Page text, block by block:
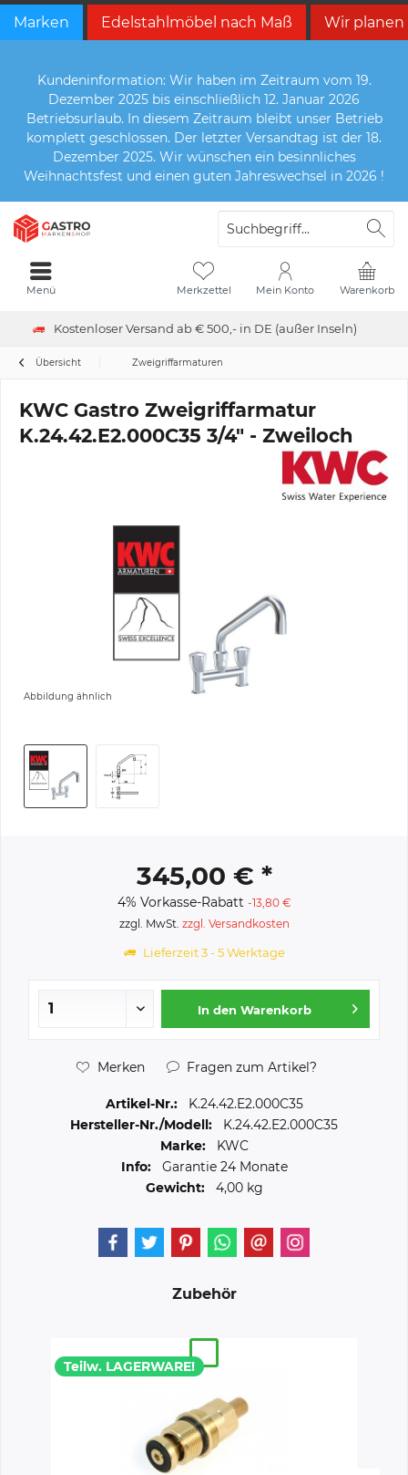
Marken Edelstahlmöbel nach Maß Wir planen
Kundeninformation: Wir haben im Zeitraum vom 19.
Dezember 2025 bis einschließlich 12. Januar 2026
Betriebsurlaub. In diesem Zeitraum bleibt unser Betrieb
komplett geschlossen. Der letzter Versandtag ist der 18.
Dezember 2025. Wir wünschen ein besinnliches
Weihnachtsfest und einen guten Jahreswechsel in 2026 !
Kostenloser Versand ab € 500,- in DE (außer Inseln)
Warenkorb
Merkzettel Mein Konto
Menü
Übersicht Zweigriffarmaturen
KWC Gastro Zweigriffarmatur
K.24.42.E2.000C35 3/4" - Zweiloch
Abbildung ähnlich
345,00 € *
4% Vorkasse-Rabatt -13,80 €
zzgl. MwSt. zzgl. Versandkosten
Lieferzeit 3 - 5 Werktage
In den Warenkorb
Merken Fragen zum Artikel?
Artikel-Nr.:
K.24.42.E2.000C35
Hersteller-Nr./Modell:
K.24.42.E2.000C35
Marke:
KWC
Info:
Garantie 24 Monate
Gewicht:
4,00 kg
Zubehör
Teilw. LAGERWARE!